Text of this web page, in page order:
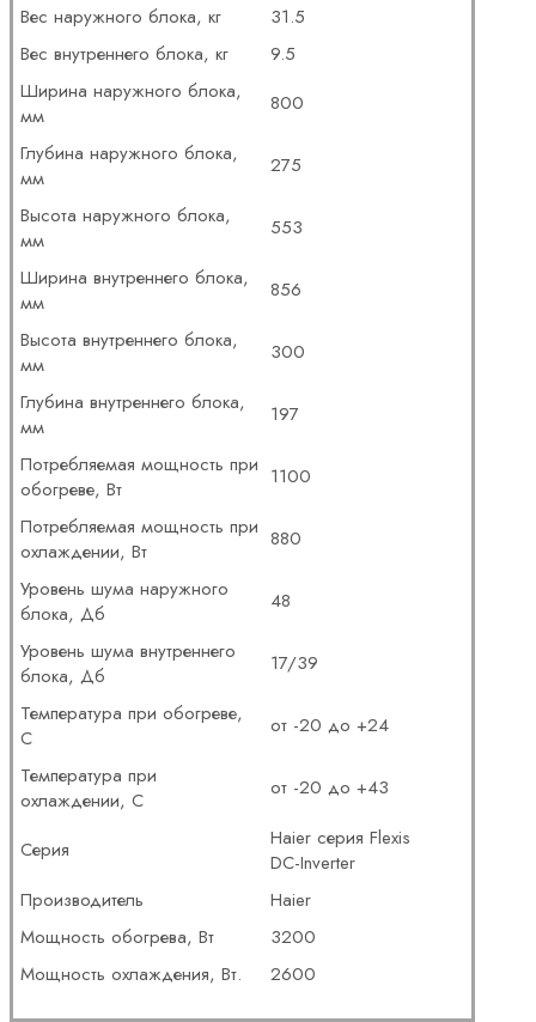
Вес наружного блока, кг
31.5
Вес внутреннего блока, кг
9.5
Ширина наружного блока,
мм
800
Глубина наружного блока,
мм
275
Высота наружного блока,
мм
553
Ширина внутреннего блока,
мм
856
Высота внутреннего блока,
мм
300
Глубина внутреннего блока,
мм
197
Потребляемая мощность при
обогреве, Вт
1100
Потребляемая мощность при
охлаждении, Вт
880
Уровень шума наружного
блока, Дб
48
Уровень шума внутреннего
блока, Дб
17/39
Температура при обогреве,
С
от -20 до +24
Температура при
охлаждении, С
от -20 до +43
Серия
Haier серия Flexis
DC-Inverter
Производитель
Haier
Мощность обогрева, Вт
3200
Мощность охлаждения, Вт.
2600